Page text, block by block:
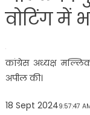
वोटिंग में
कांग्रेस अध्यक्ष
अपील की।
18 Sept 20249:57:47